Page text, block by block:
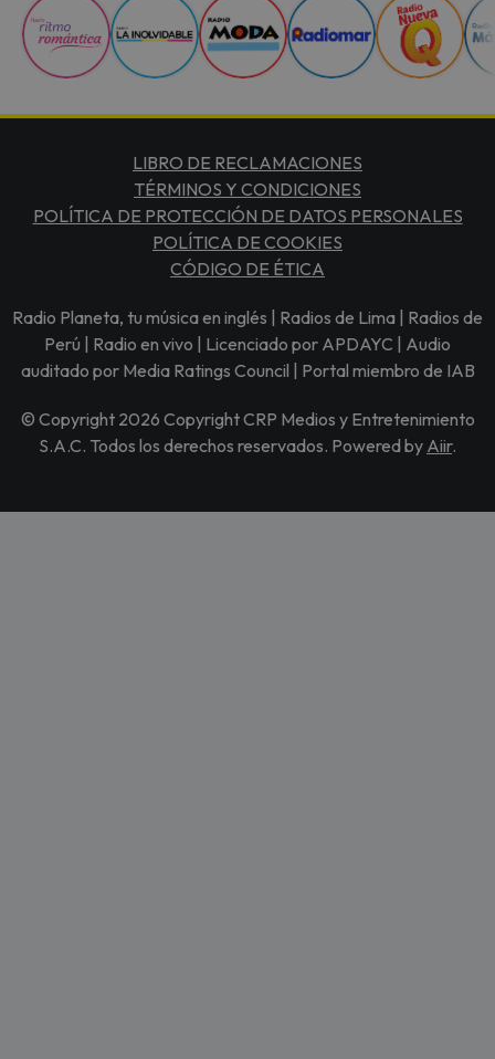
LIBRO DE RECLAMACIONES
TÉRMINOS Y CONDICIONES
POLÍTICA DE PROTECCIÓN DE DATOS PERSONALES
POLÍTICA DE COOKIES
CÓDIGO DE ÉTICA
Radio Planeta, tu música en inglés | Radios de Lima | Radios de
Perú | Radio en vivo | Licenciado por APDAYC | Audio
auditado por Media Ratings Council | Portal miembro de IAB
© Copyright 2026 Copyright CRP Medios y Entretenimiento
S.A.C. Todos los derechos reservados. Powered by Aiir.